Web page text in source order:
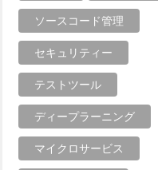
ソースコード管理
セキュリティー
テストツール
ディープラーニング
マイクロサービス